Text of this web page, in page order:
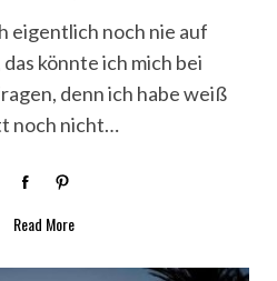
eigentlich noch nie auf
könnte ich mich bei
denn ich habe weiß
noch nicht…
Read More